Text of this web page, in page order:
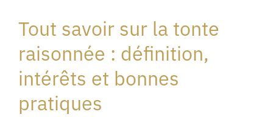
Tout savoir sur la tonte
raisonnée : définition,
intérêts et bonnes
pratiques